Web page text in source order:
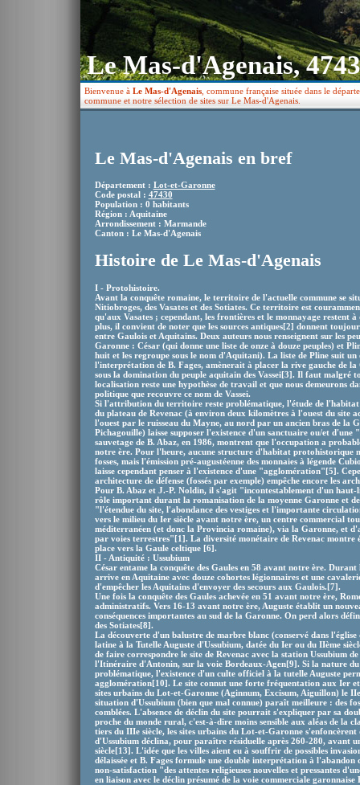
Le Mas-d'Agenais,
Bienvenue à Le Mas-d'Agenais , commune française située dans le
commune et notre sélection de sites sur Le Mas-d'Agenais.
Le Mas-d'Agenais en bref
Département : Lot-et-Garonne
Code postal : 47430
Population : 0 habitants
Région : Aquitaine
Arrondissement : Marmande
Canton : Le Mas-d'Agenais
Histoire de Le Mas-d'Agenais
I - Protohistoire.
Avant la conquête romaine, le territoire de l'actuelle commune se
Nitiobroges, des Vasates et des Sotiates. Ce territoire est
qu'aux Vasates ; cependant, les frontières et le monnayage restent
plus, il convient de noter que les sources antiques[2] donnent
entre Gaulois et Aquitains. Deux auteurs nous renseignent sur les
Garonne : César (qui donne une liste de onze à douze peuples) et
huit et les regroupe sous le nom d'Aquitani). La liste de Pline suit
l'interprétation de B. Fages, amènerait à placer la rive gauche de la
sous la domination du peuple aquitain des Vassei[3]. Il faut malgré
localisation reste une hypothèse de travail et que nous demeurons
politique que recouvre ce nom de Vassei.
Si l'attribution du territoire reste problématique, l'étude de l'habitat
du plateau de Revenac (à environ deux kilomètres à l'ouest du site
l'ouest par le ruisseau du Mayne, au nord par un ancien bras de la
Pichagouille) laisse supposer l'existence d'un sanctuaire ou/et
sauvetage de B. Abaz, en 1986, montrent que l'occupation a
notre ère. Pour l'heure, aucune structure d'habitat protohistorique
fosses, mais l'émission pré-augustéenne des monnaies à légende
laisse cependant penser à l'existence d'une "agglomération"[5].
architecture de défense (fossés par exemple) empêche encore les
Pour B. Abaz et J.-P. Noldin, il s'agit "incontestablement d'un haut-
rôle important durant la romanisation de la moyenne Garonne et
"l'étendue du site, l'abondance des vestiges et l'importante
vers le milieu du Ier siècle avant notre ère, un centre commercial
méditerranéen (et donc la Provincia romaine), via la Garonne, et
par voies terrestres"[1]. La diversité monétaire de Revenac montre
place vers la Gaule celtique [6].
II - Antiquité : Ussubium
César entame la conquête des Gaules en 58 avant notre ère.
arrive en Aquitaine avec douze cohortes légionnaires et une
d'empêcher les Aquitains d'envoyer des secours aux Gaulois.[7].
Une fois la conquête des Gaules achevée en 51 avant notre ère,
administratifs. Vers 16-13 avant notre ère, Auguste établit un
conséquences importantes au sud de la Garonne. On perd alors
des Sotiates[8].
La découverte d'un balustre de marbre blanc (conservé dans
latine à la Tutelle Auguste d'Ussubium, datée du Ier ou du IIème
de faire correspondre le site de Revenac avec la station Ussubium
l'Itinéraire d'Antonin, sur la voie Bordeaux-Agen[9]. Si la nature du
problématique, l'existence d'un culte officiel à la tutelle Auguste
agglomération[10]. Le site connut une forte fréquentation aux Ier et
sites urbains du Lot-et-Garonne (Aginnum, Excisum, Aiguillon) le
situation d'Ussubium (bien que mal connue) paraît meilleure : des
comblées. L'absence de déclin du site pourrait s'expliquer par sa
proche du monde rural, c'est-à-dire moins sensible aux aléas de la
tiers du IIIe siècle, les sites urbains du Lot-et-Garonne
d'Ussubium déclina, pour paraître résiduelle après 260-280, avant
siècle[13]. L'idée que les villes aient eu à souffrir de possibles
délaissée et B. Fages formule une double interprétation à l'abandon
non-satisfaction "des attentes religieuses nouvelles et pressantes
en liaison avec le déclin présumé de la voie commerciale